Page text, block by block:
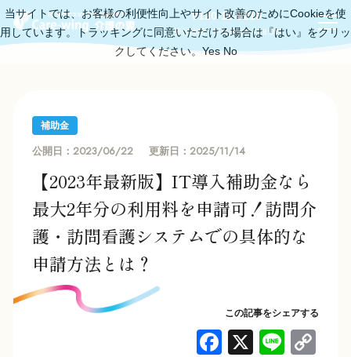
0120-11-6219
受付時間：平日10:00～18:00
補助金
公開日： 2023/06/22 更新日： 2025/11/14
【2023年最新版】IT導入補助金なら
最大2年分の利用料を申請可！訪問介
護・訪問看護システムでの具体的な
申請方法とは？
この記事をシェアする
F X Li
当サイトでは、お客様の利便性向上やサイト改善のためにCookieを使
用しています。トラッキングに同意いただける場合は『はい』をクリッ
クしてください。Yes No